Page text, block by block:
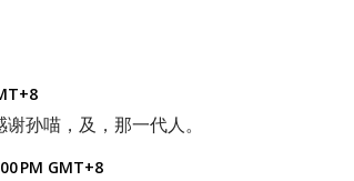
孙喵，及，那一代人。
PM GMT+8